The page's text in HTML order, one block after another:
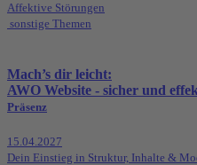
Affektive Störungen
sonstige Themen
Mach’s dir leicht:
AWO Website - sicher und
Präsenz
15.04.2027
Dein Einstieg in Struktur, Inhalte &